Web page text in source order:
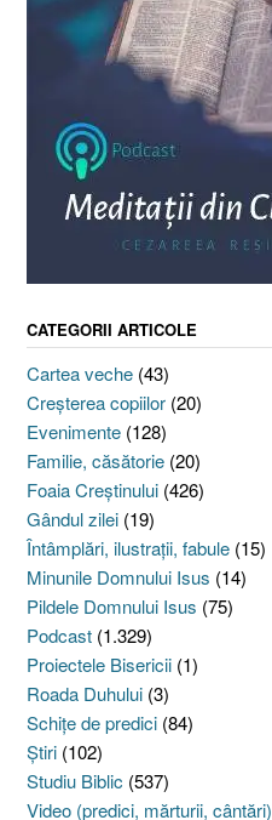
CATEGORII ARTICOLE
Cartea veche (43)
Creşterea copiilor (20)
Evenimente (128)
Familie, căsătorie (20)
Foaia Creştinului (426)
Gândul zilei (19)
Întâmplări, ilustraţii, fabule (15)
Minunile Domnului Isus (14)
Pildele Domnului Isus (75)
Podcast (1.329)
Proiectele Bisericii (1)
Roada Duhului (3)
Schiţe de predici (84)
Ştiri (102)
Studiu Biblic (537)
Video (predici, mărturii, cântări)